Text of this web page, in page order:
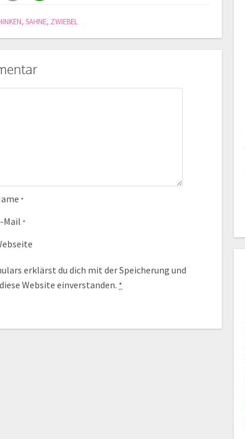
,SAHNE, ZWIEBEL
*
Mail *
erklärst du dich mit der Speicherung und
Website einverstanden. *